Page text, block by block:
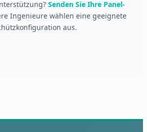
Senden Sie Ihre Panel-
Ingenieure wählen eine geeignete
aus.